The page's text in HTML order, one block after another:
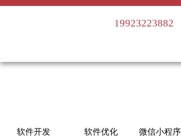
19923223882
软件开发 软件优化 微信小程